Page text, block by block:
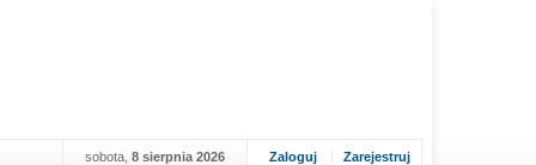
Zaloguj Zarejestruj
sobota, 8 sierpnia 2026